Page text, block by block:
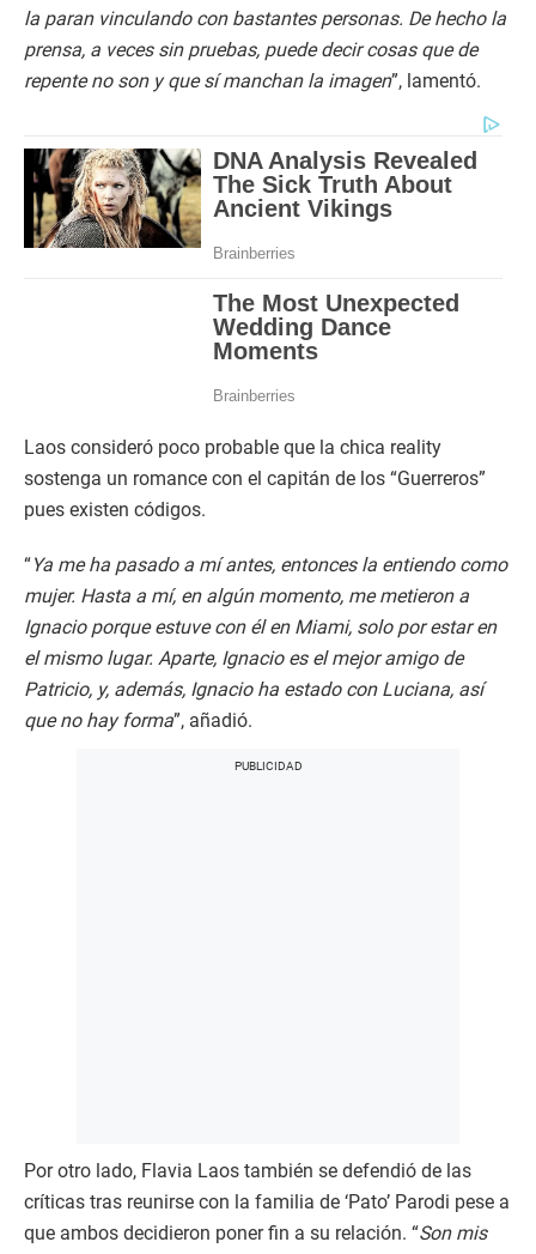
la paran vinculando con bastantes personas. De hecho la
prensa, a veces sin pruebas, puede decir cosas que de
repente no son y que sí manchan la imagen”, lamentó.
Laos consideró poco probable que la chica reality
sostenga un romance con el capitán de los “Guerreros”
pues existen códigos.
“Ya me ha pasado a mí antes, entonces la entiendo como
mujer. Hasta a mí, en algún momento, me metieron a
Ignacio porque estuve con él en Miami, solo por estar en
el mismo lugar. Aparte, Ignacio es el mejor amigo de
Patricio, y, además, Ignacio ha estado con Luciana, así
que no hay forma”, añadió.
Por otro lado, Flavia Laos también se defendió de las
críticas tras reunirse con la familia de ‘Pato’ Parodi pese a
que ambos decidieron poner fin a su relación. “Son mis